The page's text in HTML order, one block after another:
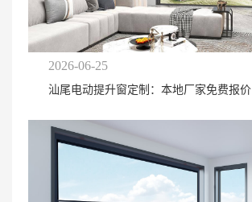
2026-06-25
汕尾电动提升窗定制：本地厂家免费报价